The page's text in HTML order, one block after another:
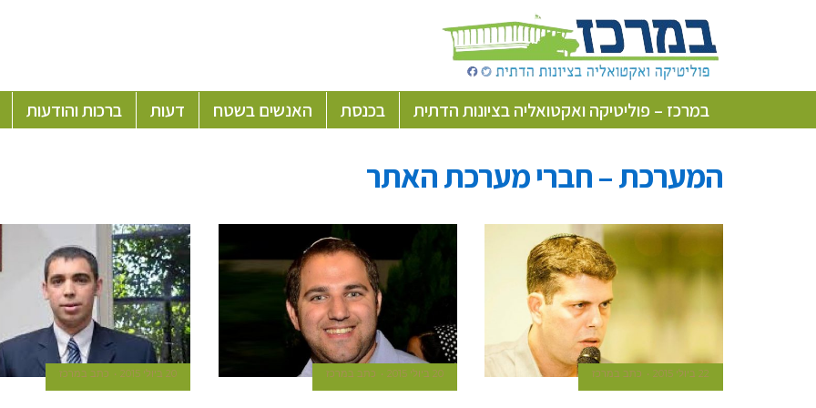
במרכז – פוליטיקה ואקטואליה בציונות הדתית בכנסת האנשים בשטח דעות ברכות והודעות
המערכת – חברי מערכת האתר
22 ביולי 2015 כתב במרכז 20 ביולי 2015 כתב במרכז 20 ביולי 2015 כתב במרכז